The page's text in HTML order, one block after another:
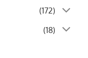
(172)
(18)